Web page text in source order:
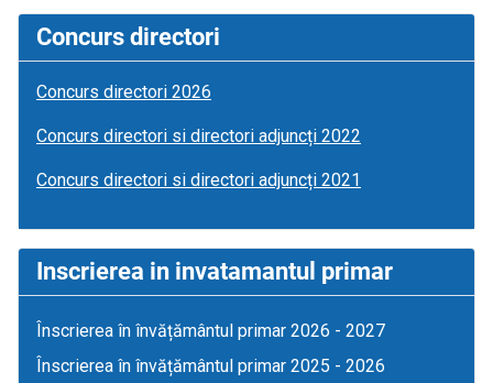
Concurs directori
Concurs directori 2026
Concurs directori si directori adjuncți 2022
Concurs directori si directori adjuncți 2021
Inscrierea in invatamantul primar
Înscrierea în învățământul primar 2026 - 2027
Înscrierea în învățământul primar 2025 - 2026